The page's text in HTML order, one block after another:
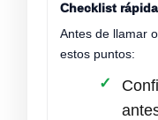
Checklist rápida
Antes de llamar
estos puntos: